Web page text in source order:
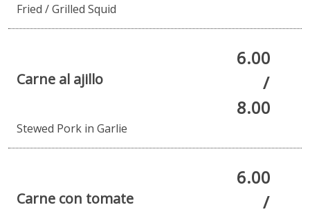
Fried / Grilled Squid
Carne al ajillo
6.00
/
8.00
Stewed Pork in Garlie
Carne con tomate
6.00
/